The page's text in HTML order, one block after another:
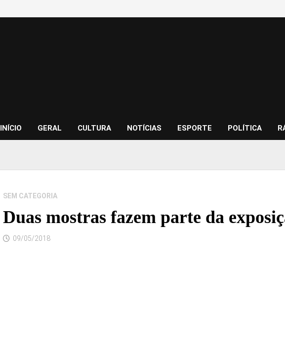
INÍCIO GERAL CULTURA NOTÍCIAS ESPORTE POLÍTICA
SEM CATEGORIA
Duas mostras fazem parte da
09/05/2018